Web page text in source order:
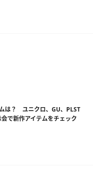
は？ ユニクロ、GU、PLST
で新作アイテムをチェック